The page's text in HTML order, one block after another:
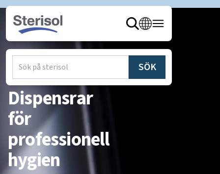
Dispensrar
för
professionell
hygien